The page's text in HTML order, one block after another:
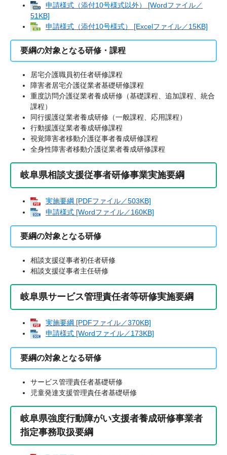
申請様式（添付10号様式以外） [Wordファイル／
51KB]
申請様式（添付10号様式） [Excelファイル／15KB]
要綱の対象となる研修・課程
居宅介護職員初任者研修課程
障害者居宅介護従業者基礎研修課程
重度訪問介護従業者養成研修（基礎課程、追加課程、統合
課程）
同行援護従業者養成研修（一般課程、応用課程）
行動援護従業者養成研修課程
視覚障害者移動介護従事者養成研修課程
全身性障害者移動介護従業者養成研修課程
岐阜県相談支援従事者研修事業実施要綱​
実施要綱 [PDFファイル／503KB]
申請様式 [Wordファイル／160KB]
要綱の対象となる研修
相談支援従事者初任者研修
相談支援従事者主任研修
岐阜県サービス管理責任者等研修実施要綱
実施要綱 [PDFファイル／370KB]
申請様式 [Wordファイル／173KB]
要綱の対象となる研修
サービス管理責任者基礎研修
児童発達支援管理責任者基礎研修
岐阜県強度行動障がい支援者養成研修事業者
指定事務取扱要綱